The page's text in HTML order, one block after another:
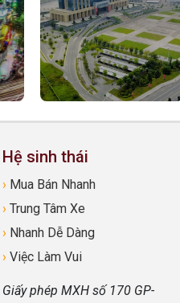
Hệ sinh thái
› Mua Bán Nhanh
› Trung Tâm Xe
› Nhanh Dễ Dàng
› Việc Làm Vui
Giấy phép MXH số 170 GP-